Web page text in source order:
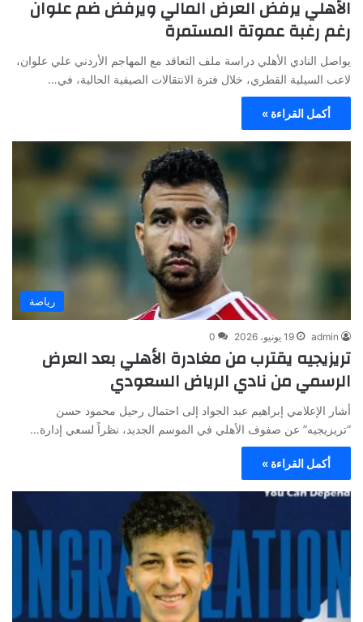
الأهلي يرفض العرض المالي ويرفض ضم علوان
رغم رغبة عموتة المستمرة
يواصل النادي الأهلي دراسة ملف التعاقد مع المهاجم الأردني علي علوان،
لاعب السيلية القطري، خلال فترة الانتقالات الصيفية الحالية، في…
أكمل القراءة »
رياضة
admin 19 يونيو، 2026 0
تريزيجيه يقترب من مغادرة الأهلي بعد العرض
الرسمي من نادي الرياض السعودي
أشار الإعلامي إبراهيم عبد الجواد إلى احتمال رحيل محمود حسن
“تريزيجيه” عن صفوف الأهلي في الموسم الجديد، نظراً لسعي إدارة…
أكمل القراءة »